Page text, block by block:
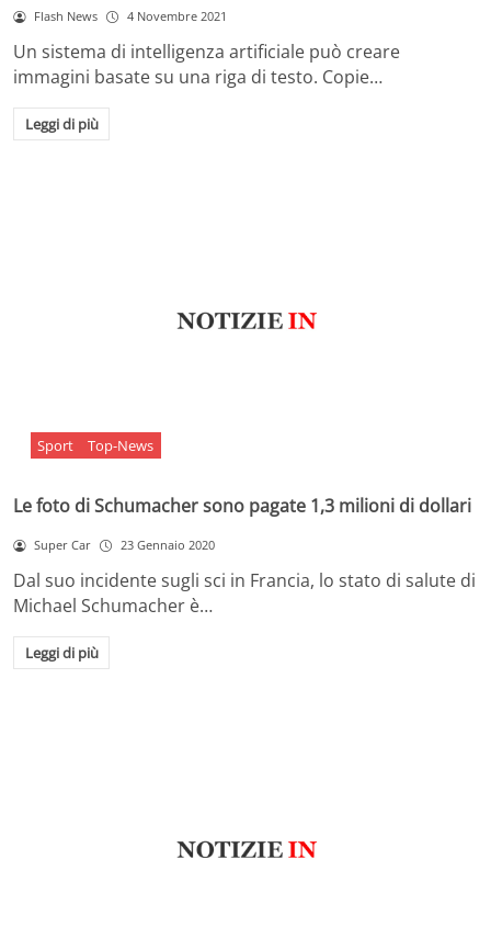
Flash News 4 Novembre 2021
Un sistema di intelligenza artificiale può creare
immagini basate su una riga di testo. Copie…
Leggi di più
Sport Top-News
Le foto di Schumacher sono pagate 1,3 milioni di dollari
Super Car 23 Gennaio 2020
Dal suo incidente sugli sci in Francia, lo stato di salute di
Michael Schumacher è…
Leggi di più